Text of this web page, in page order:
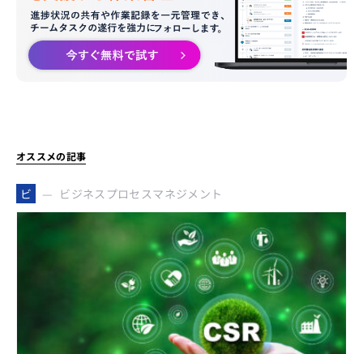
オススメの記事
ビ ビジネスプロセスマネジメント